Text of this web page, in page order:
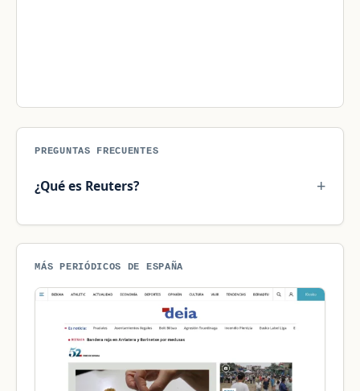
PREGUNTAS FRECUENTES
¿Qué es Reuters?
MÁS PERIÓDICOS DE ESPAÑA